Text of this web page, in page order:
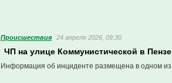
Проиcшествия 24 апреля 2026, 09:30
ЧП на улице Коммунистической в
Информация об инциденте размещена в одном из